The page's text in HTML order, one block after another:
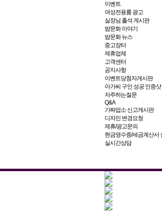
이벤트
여성전용룸 광고
실장님 출석 게시판
밤문화 이야기
밤문화 뉴스
중고장터
제휴업체
고객센터
공지사항
이벤트당첨자게시판
아가씨 구인 성공 인증
자주하는질문
Q&A
가짜업소 신고게시판
디자인 변경요청
제휴/광고문의
현금영수증/세금계산서
실시간상담